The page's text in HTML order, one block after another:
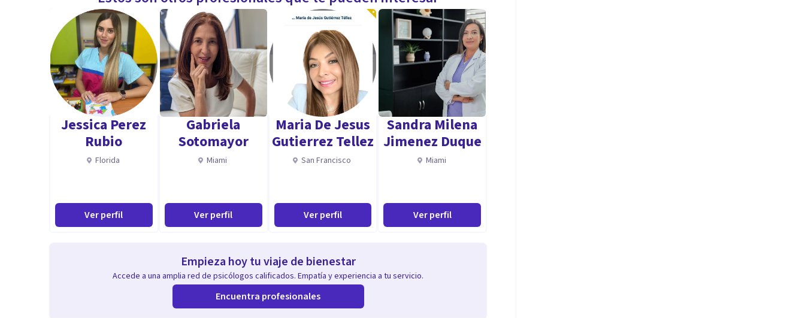
Además, poseo formación específica y experiencia en la redacción y ratificación de informes psicológicos
periciales.
Certificación y pertenencia al grupo de Intervención Psicológica en emergencias.
Aptitudes
Considero fundamental para un buen acompañamiento el vinculo terapéutico y la confianza entre
profesional y paciente, por ello es uno de mis objetivos al comenzar el proceso terapéutico.
Jessica Perez
Rubio
Florida
Ver perfil
Gabriela
Sotomayor
Miami
Ver perfil
Maria De Jesus
Gutierrez Tellez
San Francisco
Ver perfil
Sandra Milena
Jimenez Duque
Miami
Ver perfil
Empieza hoy tu viaje de bienestar
Accede a una amplia red de psicólogos calificados. Empatía y experiencia a tu servicio.
Encuentra profesionales